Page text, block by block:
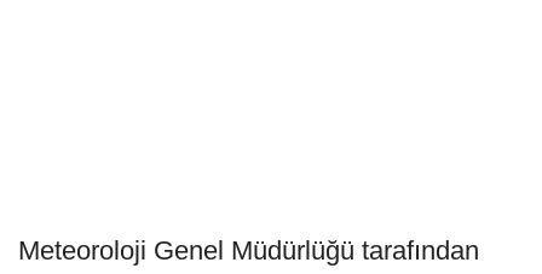
Meteoroloji Genel Müdürlüğü tarafından